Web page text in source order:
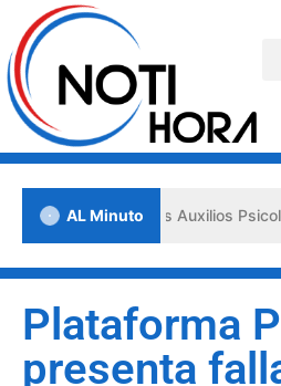
AL Minuto
los «Primeros Auxilios Psicológicos
Plataforma
presenta